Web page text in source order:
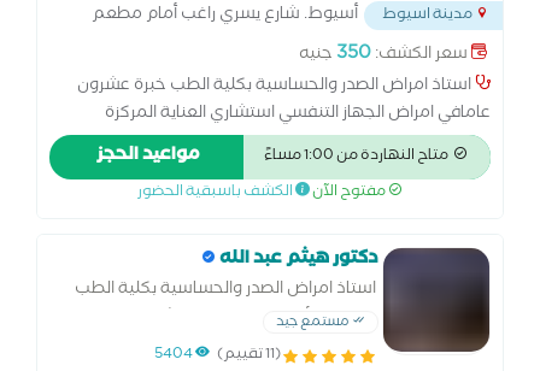
مدينة اسيوط
أسيوط. شارع يسري راغب أمام مطعم
الناحل فوق...
سعر الكشف:350 جنيه
استاذ امراض الصدر والحساسية بكلية الطب خبرة عشرون
عامافي امراض الجهاز التنفسي استشاري العناية المركزة
التنفسية استشاري الأمراض الصدرية ومناظير الصدر بكالوريوس
الطب والجراحة ماجستير الأمراض الصدرية دكتوراه الأمراض
متاح النهاردة من 1:00 مساءً مواعيد الحجز
مفتوح الآن الكشف باسبقية الحضور
دكتور هيثم عبد الله
استاذ امراض الصدر والحساسية بكلية الطب
دكتوراه الأمراض الصدرية استشاري العناية
المركزة والمناظير
مستمع جيد
(11 تقييم) 5404